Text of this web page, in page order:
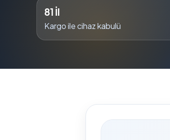
81 İl
Kargo ile cihaz kabulü